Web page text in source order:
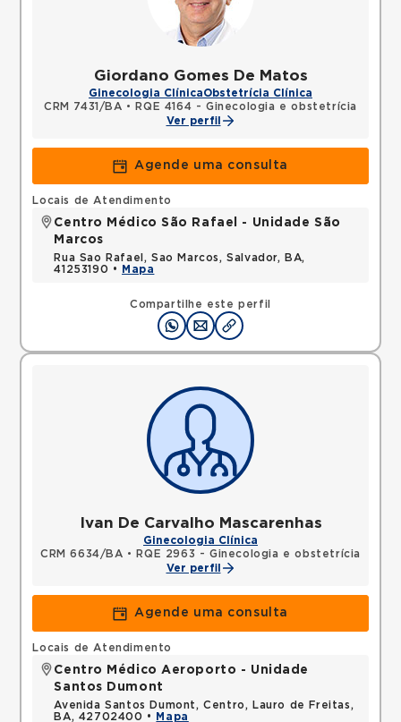
Giordano Gomes De Matos
Ginecologia ClínicaObstetrícia Clínica
CRM 7431/BA •
RQE 4164 - Ginecologia e obstetrícia
Ver perfil
Agende uma consulta
Compartilhe este perfil
Locais de Atendimento
Centro Médico São Rafael - Unidade São
Marcos
Rua Sao Rafael, Sao Marcos, Salvador, BA,
41253190 •
Mapa
Ivan De Carvalho Mascarenhas
Ginecologia Clínica
CRM 6634/BA •
RQE 2963 - Ginecologia e obstetrícia
Ver perfil
Agende uma consulta
Locais de Atendimento
Centro Médico Aeroporto - Unidade
Santos Dumont
Avenida Santos Dumont, Centro, Lauro de Freitas,
BA, 42702400 •
Mapa